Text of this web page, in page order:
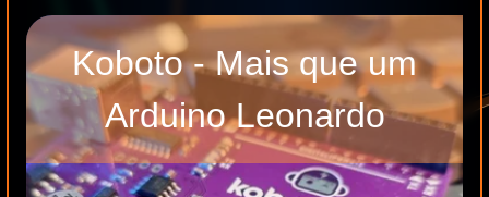
Koboto - Mais que um
Arduino Leonardo